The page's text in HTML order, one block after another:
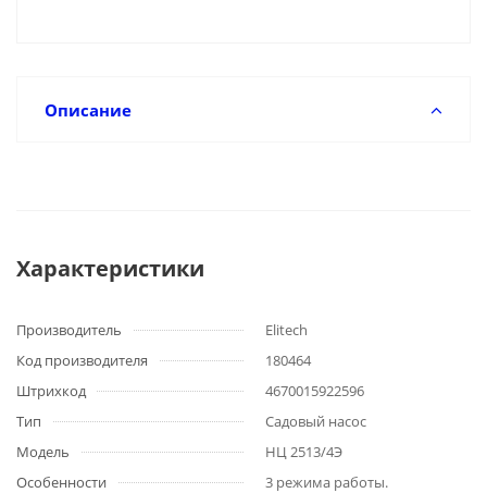
Описание
Характеристики
Производитель
Elitech
Код производителя
180464
Штрихкод
4670015922596
Тип
Садовый насос
Модель
НЦ 2513/4Э
Особенности
3 режима работы.